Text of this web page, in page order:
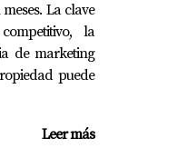
La clave
la
de marketing
puede
Leer más